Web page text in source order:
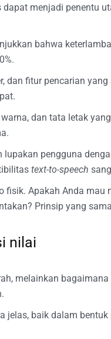
menjadi penentu
bahwa
dan fitur pencarian
dan tata letak
lupakan pengguna
text-to-speech
fisik. Apakah Anda mau
Prinsip yang
nilai
melainkan
jelas, baik dalam